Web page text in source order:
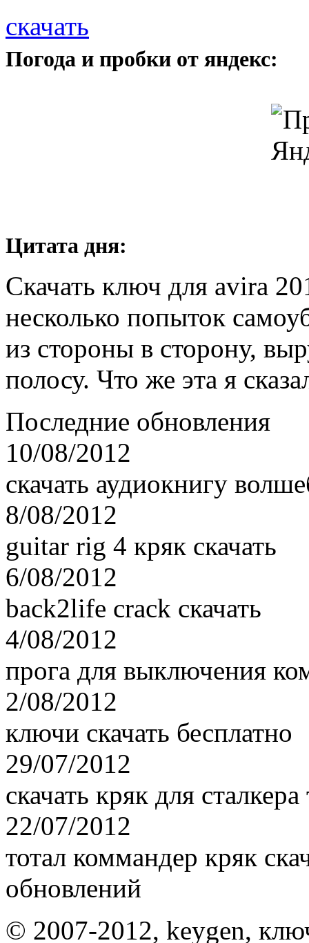
скачать
Погода и пробки от яндекс:
Цитата дня:
Скачать ключ для avira
несколько попыток
из стороны в сторону,
полосу. Что же эта я
Последние обновления
10/08/2012
скачать аудиокнигу
8/08/2012
guitar rig 4 кряк скачать
6/08/2012
back2life crack скачать
4/08/2012
прога для выключения
2/08/2012
ключи скачать бесплатно
29/07/2012
скачать кряк для
22/07/2012
тотал коммандер кряк
обновлений
© 2007-2012, keygen,